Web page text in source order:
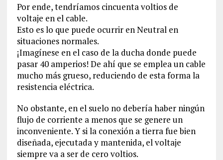
Por ende, tendríamos cincuenta voltios de
voltaje en el cable.
Esto es lo que puede ocurrir en Neutral en
situaciones normales.
¡Imagínese en el caso de la ducha donde puede
pasar 40 amperios! De ahí que se emplea un cable
mucho más grueso, reduciendo de esta forma la
resistencia eléctrica.
No obstante, en el suelo no debería haber ningún
flujo de corriente a menos que se genere un
inconveniente. Y si la conexión a tierra fue bien
diseñada, ejecutada y mantenida, el voltaje
siempre va a ser de cero voltios.